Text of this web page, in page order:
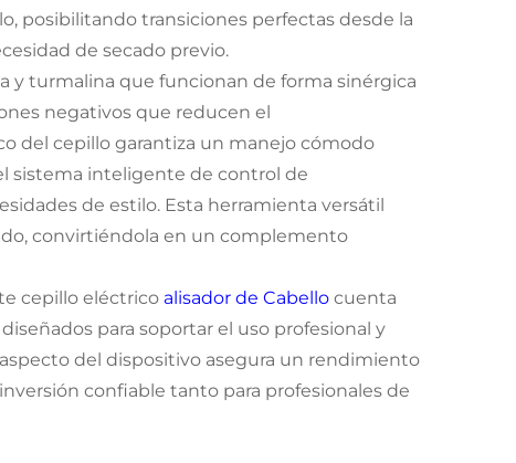
posibilitando transiciones perfectas desde la
de secado previo.
y turmalina que funcionan de forma sinérgica
negativos que reducen el
del cepillo garantiza un manejo cómodo
sistema inteligente de control de
de estilo. Esta herramienta versátil
convirtiéndola en un complemento
cepillo eléctrico alisador de Cabello cuenta
para soportar el uso profesional y
del dispositivo asegura un rendimiento
confiable tanto para profesionales de